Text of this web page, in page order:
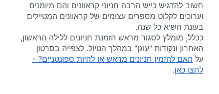
חשוב להדגיש כייש הרבה חניוני קראוונים והם מיומנים
וערוכים לקלוט מספרים עצומים של קראוונים המטיילים
בעונת השיא כל שנה.
ככלל, מומלץ לסגור מראש הזמנת חניונים ללילה הראשון,
האחרון ונקודות "עוגן" במהלך הטיול. לצפייה בסרטון
על האם להזמין חניונים מראש או להיות ספונטניים? -
לחצו כאן.